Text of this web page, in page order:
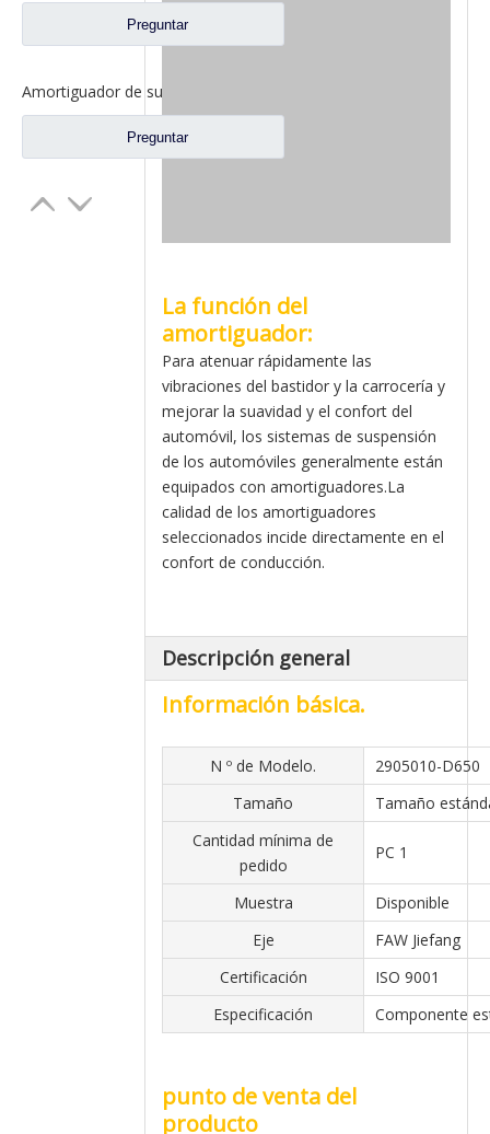
Preguntar
Preguntar
La función del
amortiguador:
Para atenuar rápidamente las
vibraciones del bastidor y la carrocería y
mejorar la suavidad y el confort del
automóvil, los sistemas de suspensión
de los automóviles generalmente están
equipados con amortiguadores.La
calidad de los amortiguadores
seleccionados incide directamente en el
confort de conducción.
Descripción general
Información básica.
N º de Modelo.
2905010-D650
Tamaño
Tamaño
Cantidad mínima de
pedido
PC 1
Muestra
Disponible
Eje
FAW Jiefang
Certificación
ISO 9001
Especificación
Componente
punto de venta del
producto